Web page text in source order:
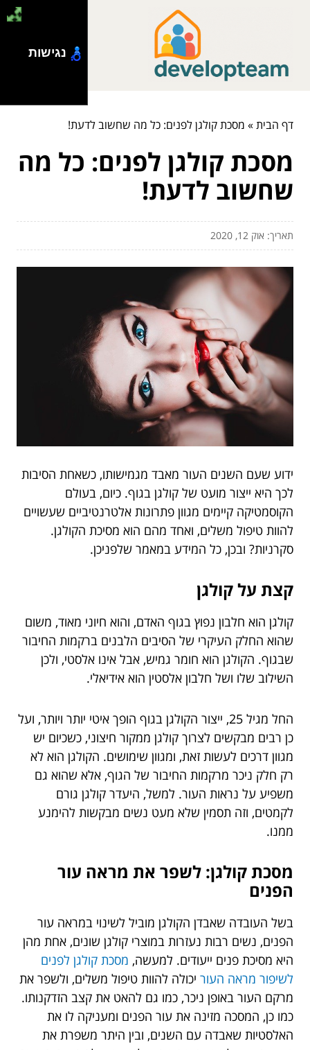
דף הבית» מסכת קולגן לפנים: כל מה שחשוב לדעת!
מסכת קולגן לפנים: כל מה
שחשוב לדעת!
תאריך: אוק 12, 2020
ידוע שעם השנים העור מאבד מגמישותו, כשאחת הסיבות
לכך היא ייצור מועט של קולגן בגוף. כיום, בעולם
הקוסמטיקה קיימים מגוון פתרונות אלטרנטיביים שעשויים
להוות טיפול משלים, ואחד מהם הוא מסיכת הקולגן.
סקרניות? ובכן, כל המידע במאמר שלפניכן.
קצת על קולגן
קולגן הוא חלבון נפוץ בגוף האדם, והוא חיוני מאוד, משום
שהוא החלק העיקרי של הסיבים הלבנים ברקמות החיבור
שבגוף. הקולגן הוא חומר גמיש, אבל אינו אלסטי, ולכן
השילוב שלו ושל חלבון אלסטין הוא אידיאלי.
החל מגיל 25, ייצור הקולגן בגוף הופך איטי יותר ויותר, ועל
כן רבים מבקשים לצרוך קולגן ממקור חיצוני, כשכיום יש
מגוון דרכים לעשות זאת, ומגוון שימושים. הקולגן הוא לא
רק חלק ניכר מרקמות החיבור של הגוף, אלא שהוא גם
משפיע על נראות העור. למשל, היעדר קולגן גורם
לקמטים, וזה תסמין שלא מעט נשים מבקשות להימנע
ממנו.
מסכת קולגן: לשפר את מראה עור
הפנים
בשל העובדה שאבדן הקולגן מוביל לשינוי במראה עור
הפנים, נשים רבות נעזרות במוצרי קולגן שונים, אחת מהן
היא מסיכת פנים ייעודים. למעשה, מסכת קולגן לפנים
לשיפור מראה העור יכולה להוות טיפול משלים, ולשפר את
מרקם העור באופן ניכר, כמו גם להאט את קצב הזדקנותו.
כמו כן, המסכה מזינה את עור הפנים ומעניקה לו את
האלסטיות שאבדה עם השנים, ובין היתר משפרת את
נגישות